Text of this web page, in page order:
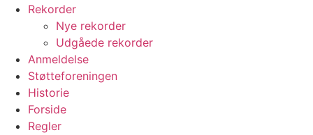
Rekorder
Nye rekorder
Udgåede rekorder
Anmeldelse
Støtteforeningen
Historie
Forside
Regler